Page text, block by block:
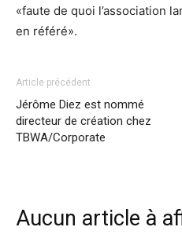
«faute de quoi l’association
en référé».
Article précédent
Jérôme Diez est nommé
directeur de création chez
TBWA/Corporate
Aucun article à